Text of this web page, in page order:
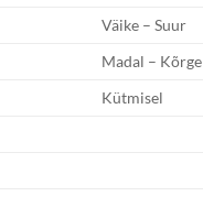
Väike – Suur
Madal – Kõrge
Kütmisel